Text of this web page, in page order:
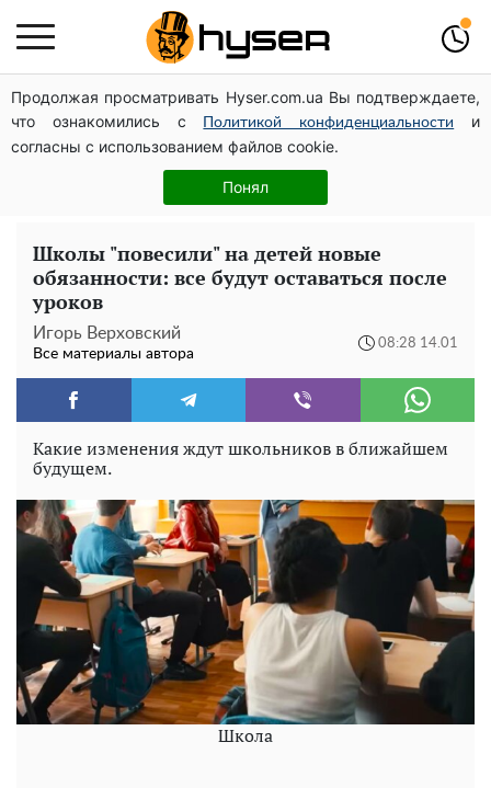
Продолжая просматривать Hyser.com.ua Вы подтверждаете,
что ознакомились с
Политикой конфиденциальности
и
согласны с использованием файлов cookie.
Понял
Дроны с наценкой: Александр Конотопский вывел
миллионы оборонного бюджета через фиктивную
фирму в Эстонии
Елена Тополя слив видео – это далеко не все:
фронтмен "Антитела" Тарас Тополя стал следующим
Школы "повесили" на детей новые
обязанности: все будут оставаться после
уроков
Игорь Верховский
Все материалы автора
08:28 14.01
Какие изменения ждут школьников в ближайшем
будущем.
Школа